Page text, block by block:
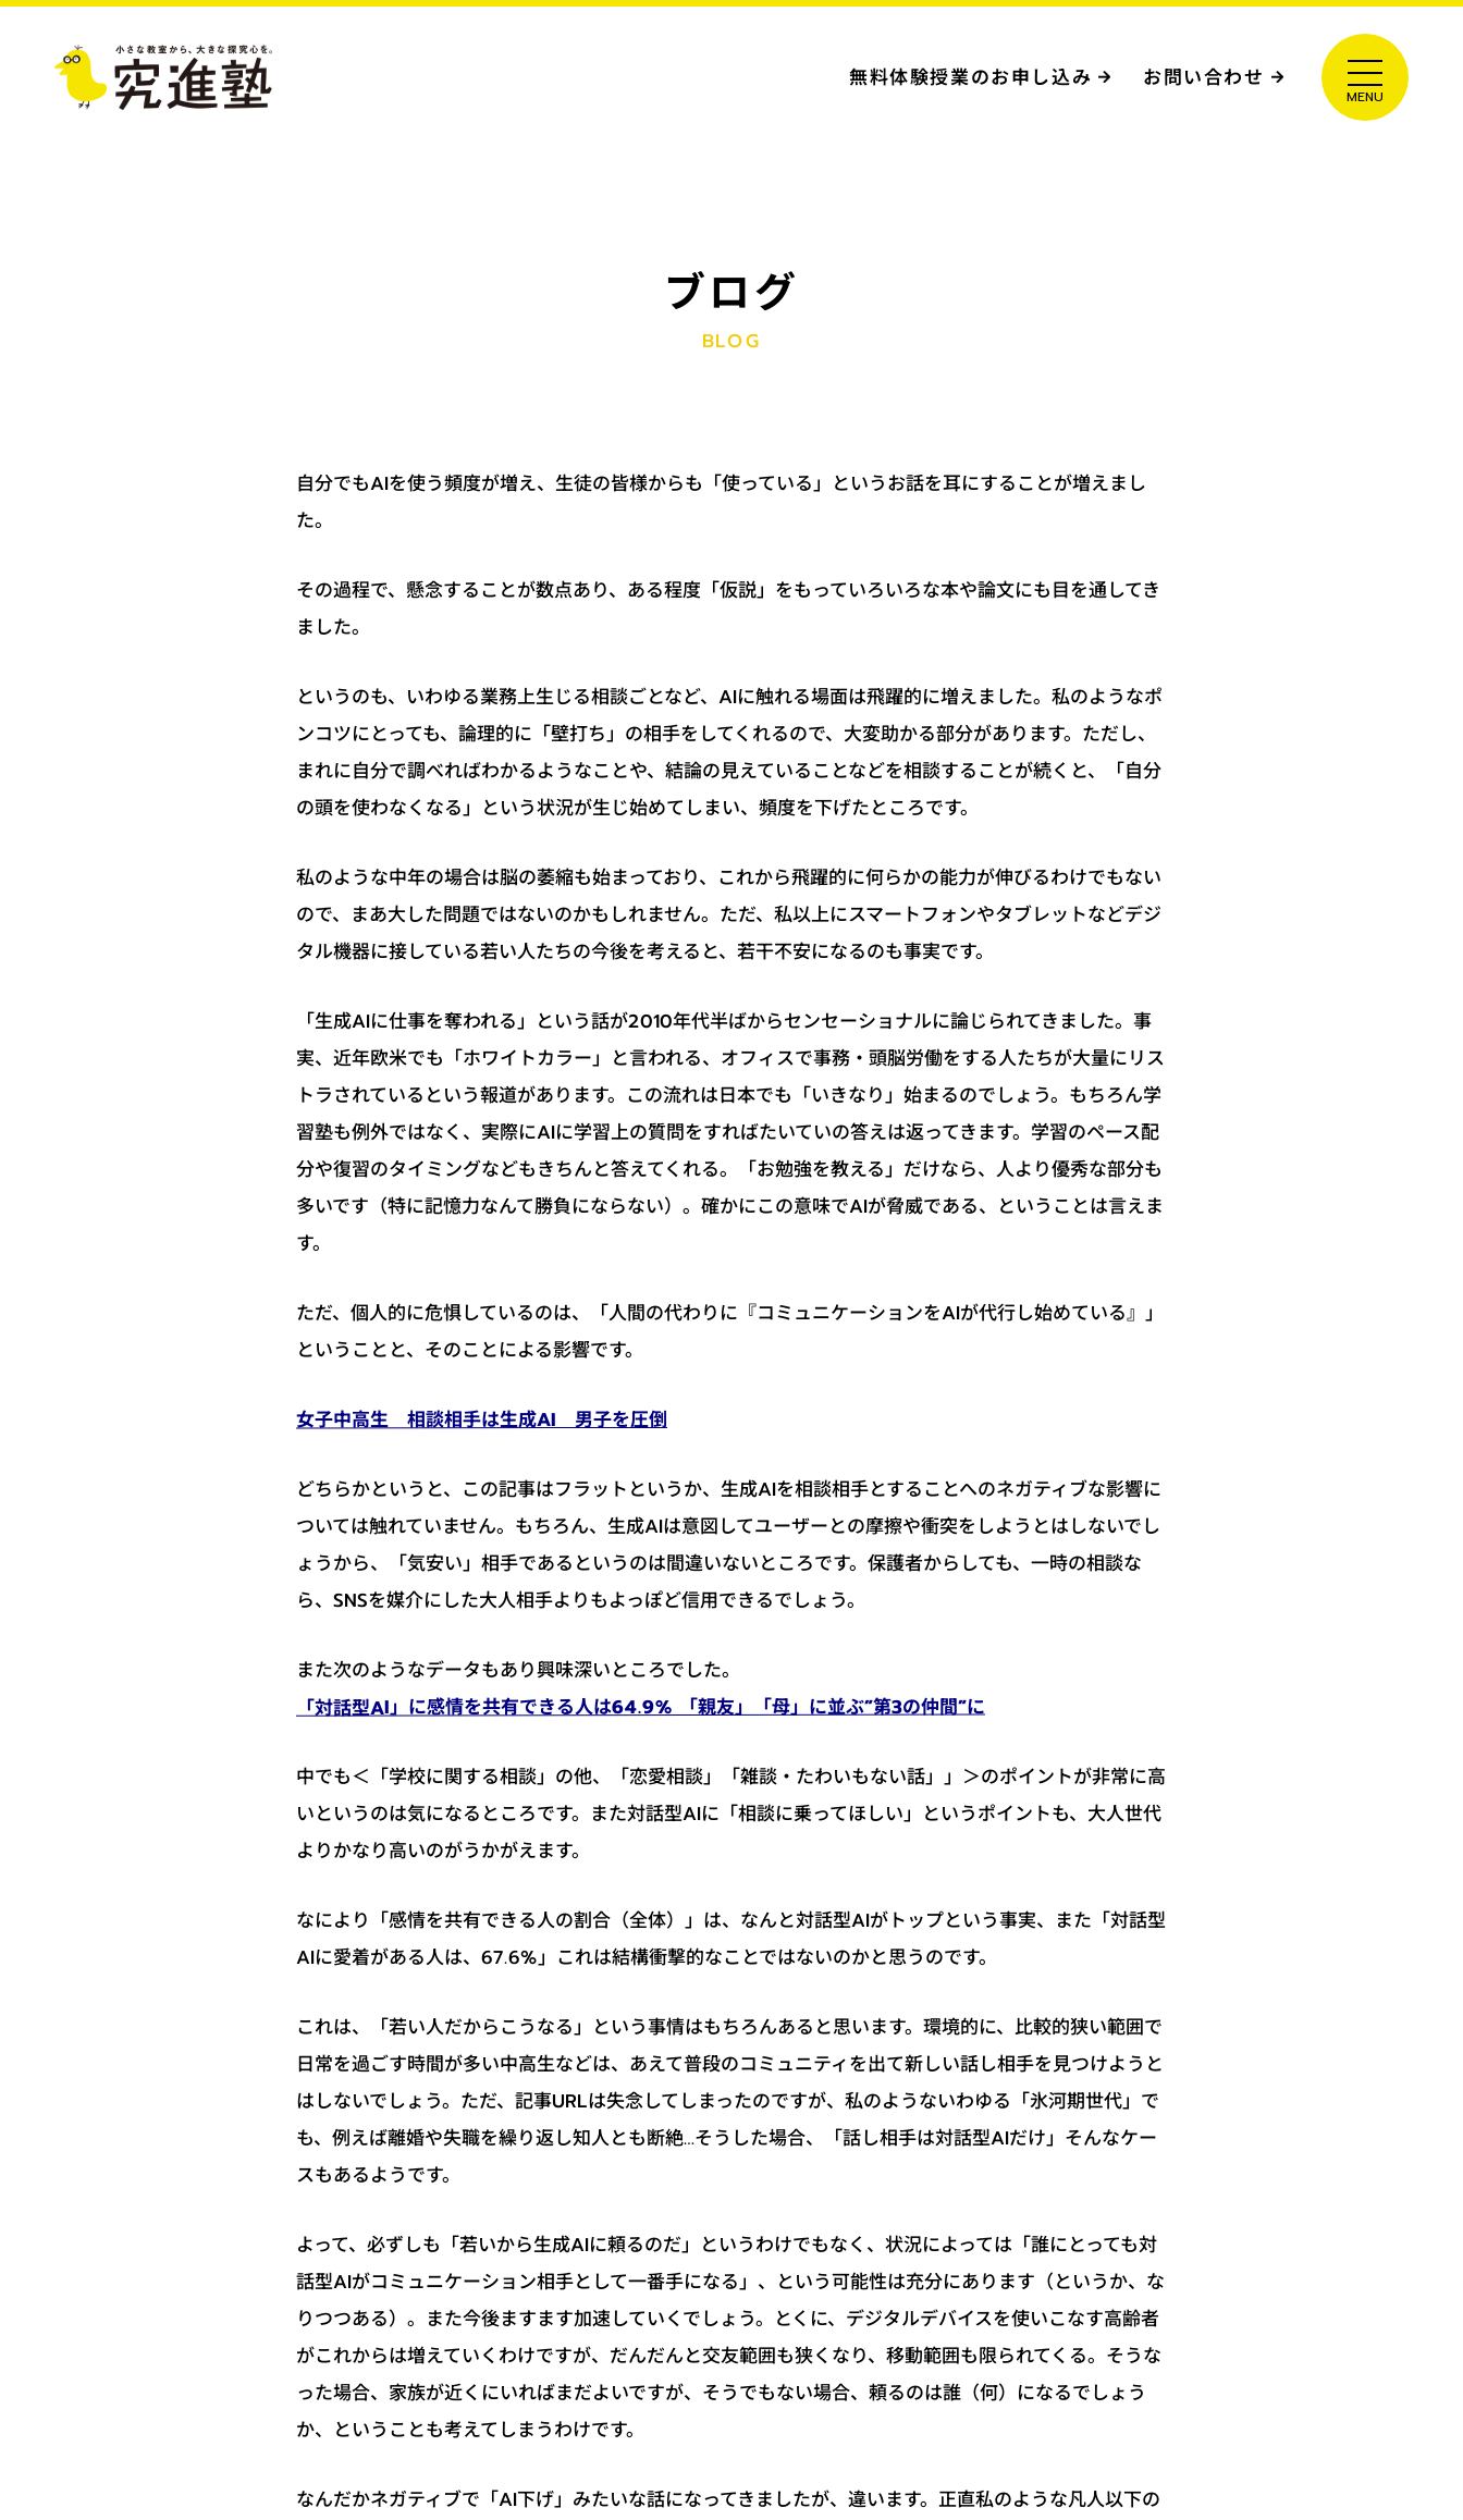
無料体験授業のお申し込み お問い合わせ
ブログ
BLOG
自分でもAIを使う頻度が増え、生徒の皆様からも「使っている」というお話を耳にすることが増えまし
た。
その過程で、懸念することが数点あり、ある程度「仮説」をもっていろいろな本や論文にも目を通してき
ました。
というのも、いわゆる業務上生じる相談ごとなど、AIに触れる場面は飛躍的に増えました。私のようなポ
ンコツにとっても、論理的に「壁打ち」の相手をしてくれるので、大変助かる部分があります。ただし、
まれに自分で調べればわかるようなことや、結論の見えていることなどを相談することが続くと、「自分
の頭を使わなくなる」という状況が生じ始めてしまい、頻度を下げたところです。
私のような中年の場合は脳の萎縮も始まっており、これから飛躍的に何らかの能力が伸びるわけでもない
ので、まあ大した問題ではないのかもしれません。ただ、私以上にスマートフォンやタブレットなどデジ
タル機器に接している若い人たちの今後を考えると、若干不安になるのも事実です。
「生成AIに仕事を奪われる」という話が2010年代半ばからセンセーショナルに論じられてきました。事
実、近年欧米でも「ホワイトカラー」と言われる、オフィスで事務・頭脳労働をする人たちが大量にリス
トラされているという報道があります。この流れは日本でも「いきなり」始まるのでしょう。もちろん学
習塾も例外ではなく、実際にAIに学習上の質問をすればたいていの答えは返ってきます。学習のペース配
分や復習のタイミングなどもきちんと答えてくれる。「お勉強を教える」だけなら、人より優秀な部分も
多いです（特に記憶力なんて勝負にならない）。確かにこの意味でAIが脅威である、ということは言えま
す。
ただ、個人的に危惧しているのは、「人間の代わりに『コミュニケーションをAIが代行し始めている』」
ということと、そのことによる影響です。
女子中高生 相談相手は生成AI 男子を圧倒
どちらかというと、この記事はフラットというか、生成AIを相談相手とすることへのネガティブな影響に
ついては触れていません。もちろん、生成AIは意図してユーザーとの摩擦や衝突をしようとはしないでし
ょうから、「気安い」相手であるというのは間違いないところです。保護者からしても、一時の相談な
ら、SNSを媒介にした大人相手よりもよっぽど信用できるでしょう。
また次のようなデータもあり興味深いところでした。
「対話型AI」に感情を共有できる人は64.9% 「親友」「母」に並ぶ”第3の仲間”に
中でも＜「学校に関する相談」の他、「恋愛相談」「雑談・たわいもない話」」＞のポイントが非常に高
いというのは気になるところです。また対話型AIに「相談に乗ってほしい」というポイントも、大人世代
よりかなり高いのがうかがえます。
なにより「感情を共有できる人の割合（全体）」は、なんと対話型AIがトップという事実、また「対話型
AIに愛着がある人は、67.6%」これは結構衝撃的なことではないのかと思うのです。
これは、「若い人だからこうなる」という事情はもちろんあると思います。環境的に、比較的狭い範囲で
日常を過ごす時間が多い中高生などは、あえて普段のコミュニティを出て新しい話し相手を見つけようと
はしないでしょう。ただ、記事URLは失念してしまったのですが、私のようないわゆる「氷河期世代」で
も、例えば離婚や失職を繰り返し知人とも断絶…そうした場合、「話し相手は対話型AIだけ」そんなケー
スもあるようです。
よって、必ずしも「若いから生成AIに頼るのだ」というわけでもなく、状況によっては「誰にとっても対
話型AIがコミュニケーション相手として一番手になる」、という可能性は充分にあります（というか、な
りつつある）。また今後ますます加速していくでしょう。とくに、デジタルデバイスを使いこなす高齢者
がこれからは増えていくわけですが、だんだんと交友範囲も狭くなり、移動範囲も限られてくる。そうな
った場合、家族が近くにいればまだよいですが、そうでもない場合、頼るのは誰（何）になるでしょう
か、ということも考えてしまうわけです。
なんだかネガティブで「AI下げ」みたいな話になってきましたが、違います。正直私のような凡人以下の